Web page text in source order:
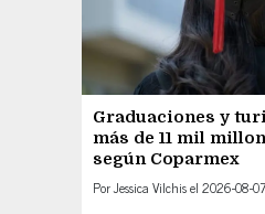
Graduaciones y
más de 11 mil
según Coparmex
PorJessica Vilchisel 2026-08-